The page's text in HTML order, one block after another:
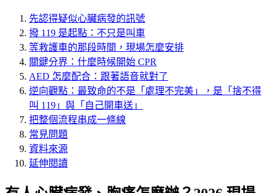
先認得疑似心臟病發的訊號
撥 119 是起點：不只是叫車
等救護車的那段時間，現場怎麼安排
關鍵分界：什麼時候開始 CPR
AED 怎麼配合：跟著語音就對了
逆向觀點：最致命的不是「處理不完美」，是「捨不得
叫 119」與「自己開車送」
把整個流程串成一條線
常見問題
資料來源
延伸閱讀